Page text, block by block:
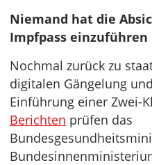
Niemand hat die
Impfpass einzuführen
Nochmal zurück zu
digitalen Gängelung
Einführung einer Zwei-
Berichten prüfen das